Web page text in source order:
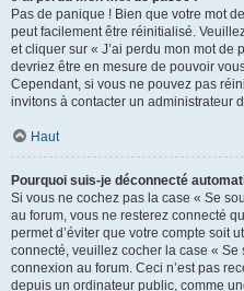
Pas de panique ! Bien que votre mot
peut facilement être réinitialisé.
et cliquer sur « J’ai perdu mon mot de
devriez être en mesure de pouvoir
Cependant, si vous ne pouvez pas
invitons à contacter un administrateur
Haut
Pourquoi suis-je déconnecté
Si vous ne cochez pas la case « Se
au forum, vous ne resterez connecté
permet d’éviter que votre compte soit
connecté, veuillez cocher la case «
connexion au forum. Ceci n’est pas
depuis un ordinateur public, comme